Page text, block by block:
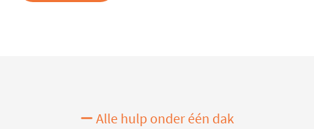
Alle hulp onder één dak